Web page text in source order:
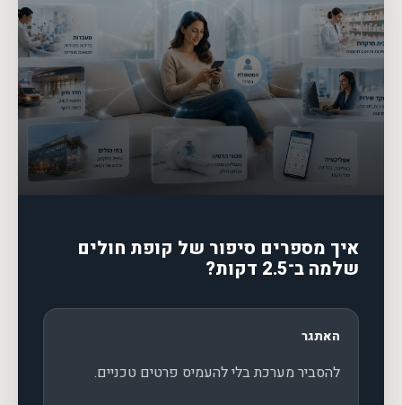
איך מספרים סיפור של קופת חולים
שלמה ב־2.5 דקות?
האתגר
להסביר מערכת בלי להעמיס פרטים טכניים.